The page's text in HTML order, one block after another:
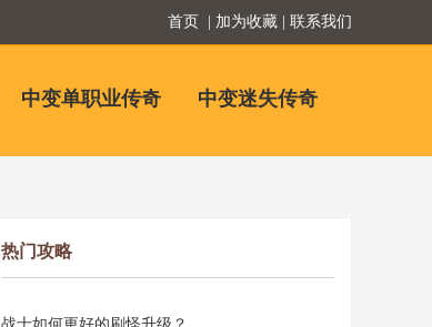
首页 | 加为收藏 | 联系我们
中变单职业传奇 中变迷失传奇
热门攻略